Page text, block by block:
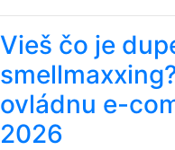
Vieš čo je
ovládnu e-
2026